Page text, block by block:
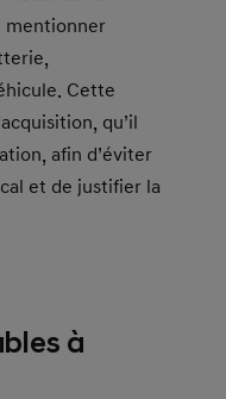
mentionner
Cette
qu’il
afin d’éviter
et de justifier la
à